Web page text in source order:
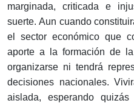
marginada, criticada e
suerte. Aun cuando
el sector económico que
aporte a la formación de
organizarse ni tendrá
decisiones nacionales.
aislada, esperando